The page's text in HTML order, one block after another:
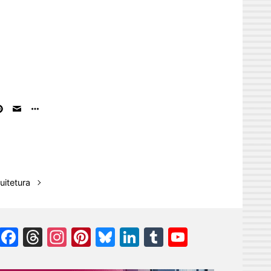
Facebook
Threads
Instagram
Pinterest
Bluesky
LinkedIn
Tumblr